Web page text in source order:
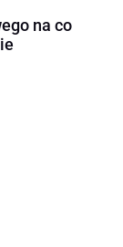
na co